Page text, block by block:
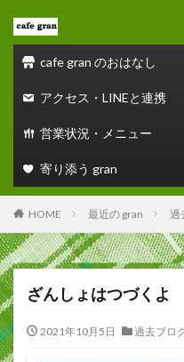
cafe gran のおはなし
アクセス・LINEと連携
営業状況・メニュー
寄り添う gran
HOME 最近の gran 過
ざんしょはつづくよ
2021年10月5日 過去ブロ